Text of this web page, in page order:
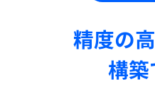
精度の
構築